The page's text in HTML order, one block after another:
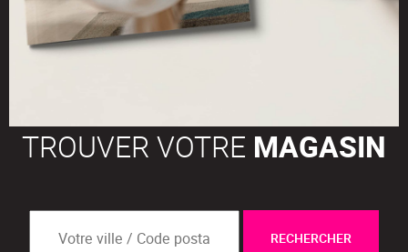
TROUVER VOTRE MAGASIN
RECHERCHER